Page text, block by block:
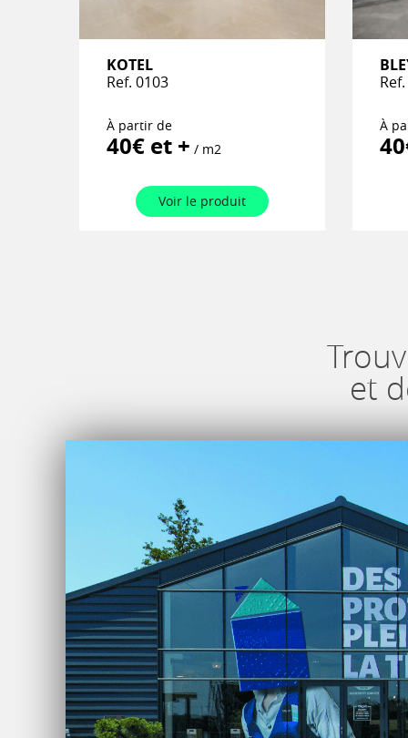
KOTEL
Ref. 0103
À partir de
40€ et + / m2
Voir le produit
À
et